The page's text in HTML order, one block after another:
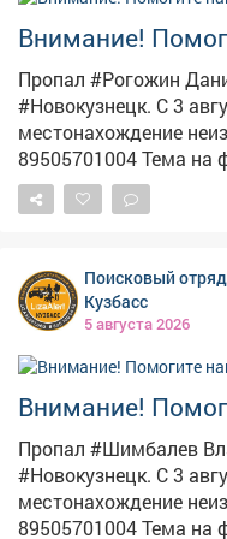
Внимание!
Пропал #Рогожин
#Новокузнецк. С 3 августа 2026 года его
местонахождение неизвестно.
89505701004 Тема на форуме:
https://lizaalert.org/
#ЛизаАлерт
Поисковый
Кузбасс
5 августа 2026
Внимание!
Пропал #Шимбалев
#Новокузнецк. С 3 августа 2026 года его
местонахождение неизвестно.
89505701004 Тема на форуме: